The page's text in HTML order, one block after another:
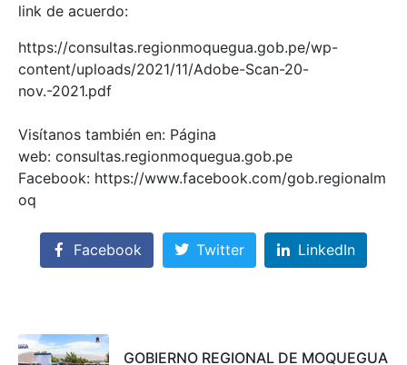
link de acuerdo:
https://consultas.regionmoquegua.gob.pe/wp-
content/uploads/2021/11/Adobe-Scan-20-
nov.-2021.pdf
Visítanos también en: Página
web: consultas.regionmoquegua.gob.pe
Facebook: https://www.facebook.com/gob.regionalm
oq
Facebook Twitter LinkedIn
GOBIERNO REGIONAL DE MOQUEGUA